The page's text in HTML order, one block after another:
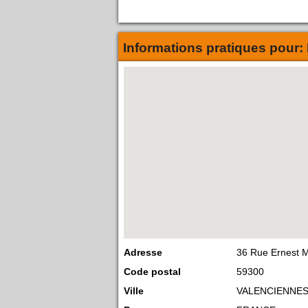
Informations pratiques pour:
Adresse
36 Rue Ernest
Code postal
59300
Ville
VALENCIENNES